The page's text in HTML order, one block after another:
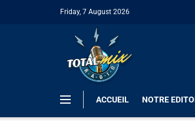
Friday, 7 August 2026
ACCUEIL NOTRE